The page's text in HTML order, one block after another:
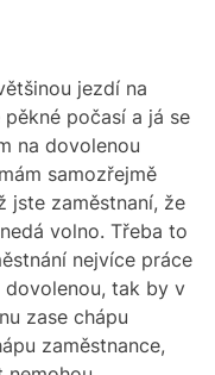
jezdí na
počasí a já se
na dovolenou
samozřejmě
jste zaměstnaní, že
volno. Třeba to
nejvíce práce
tak by v
zase chápu
zaměstnance,